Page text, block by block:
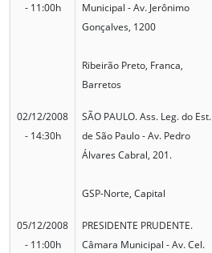
- 11:00h
Municipal - Av. Jerônimo
Gonçalves, 1200
Ribeirão Preto, Franca,
Barretos
02/12/2008
- 14:30h
SÃO PAULO. Ass. Leg. do Est.
de São Paulo - Av. Pedro
Álvares Cabral, 201.
GSP-Norte, Capital
05/12/2008
- 11:00h
PRESIDENTE PRUDENTE.
Câmara Municipal - Av. Cel.